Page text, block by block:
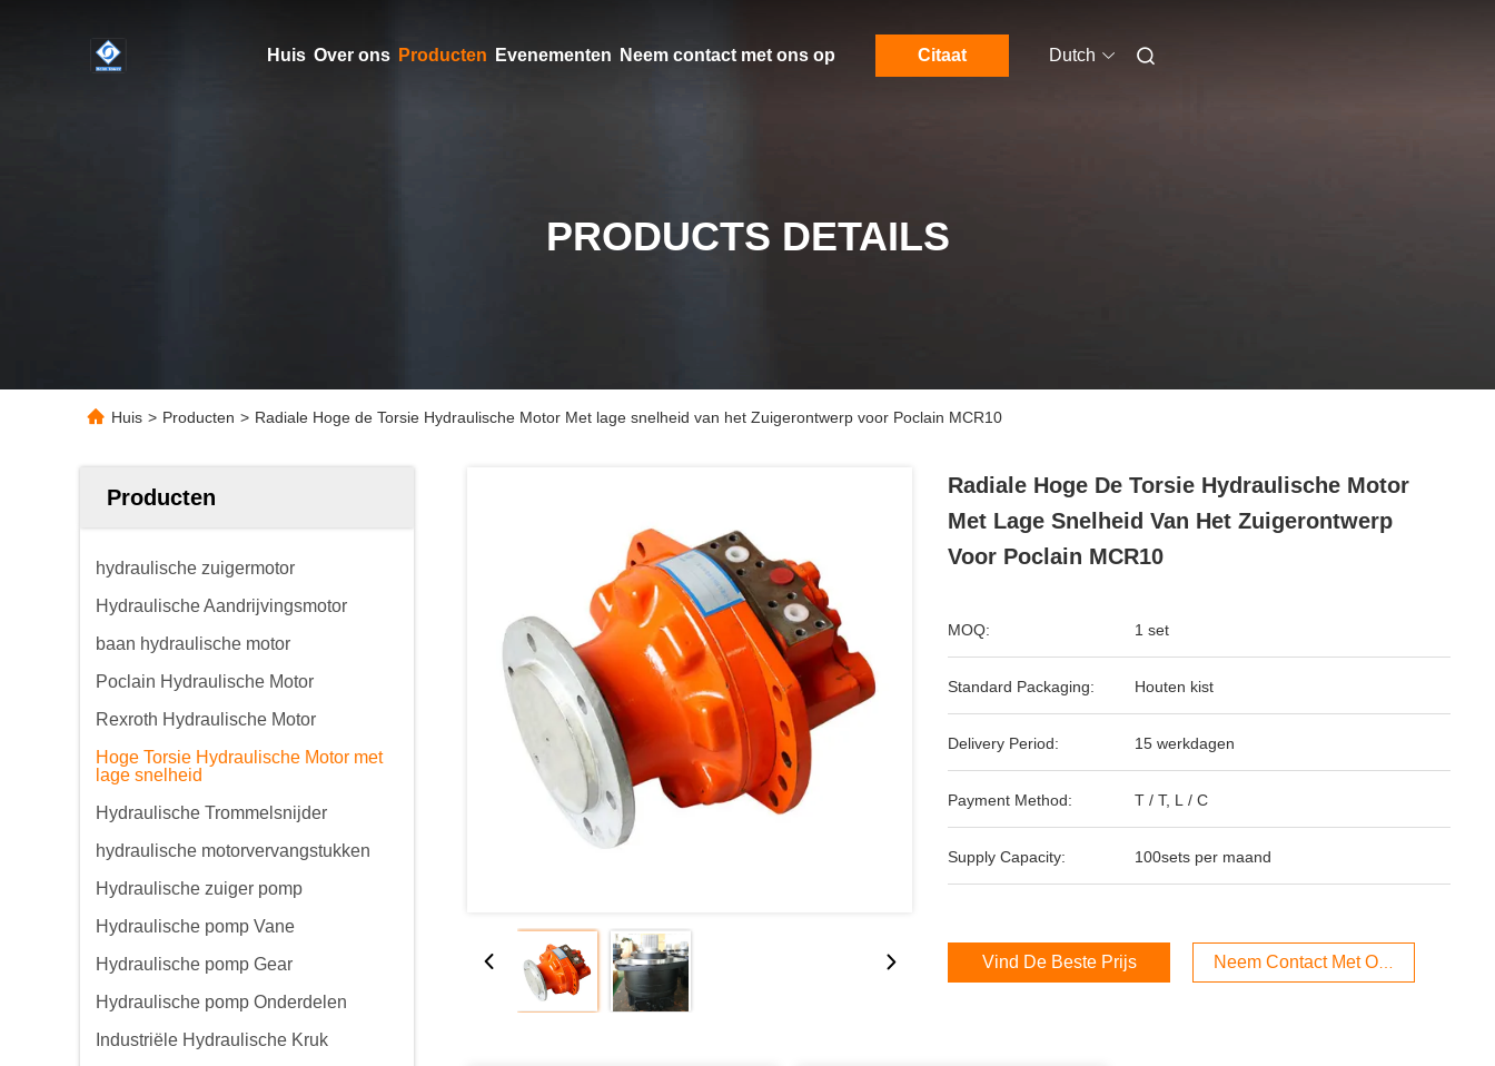
Huis Over ons Producten Evenementen Neem contact met ons op Citaat Dutch
PRODUCTS DETAILS
Huis > Producten > Radiale Hoge de Torsie Hydraulische Motor Met lage snelheid van het Zuigerontwerp voor Poclain MCR10
Producten
hydraulische zuigermotor
Hydraulische Aandrijvingsmotor
baan hydraulische motor
Poclain Hydraulische Motor
Rexroth Hydraulische Motor
Hoge Torsie Hydraulische Motor met
lage snelheid
Hydraulische Trommelsnijder
hydraulische motorvervangstukken
Hydraulische zuiger pomp
Hydraulische pomp Vane
Hydraulische pomp Gear
Hydraulische pomp Onderdelen
Industriële Hydraulische Kruk
Radiale Hoge De Torsie Hydraulische Motor
Met Lage Snelheid Van Het Zuigerontwerp
Voor Poclain MCR10
MOQ: 1 set
Standard Packaging: Houten kist
Delivery Period: 15 werkdagen
Payment Method: T / T, L / C
Supply Capacity: 100sets per maand
Vind De Beste Prijs Neem Contact Met Ons Op